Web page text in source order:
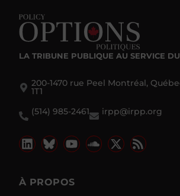
LA TRIBUNE PUBLIQUE AU SERVICE
200-1470 rue Peel Montréal,
1T1
(514) 985-2461
irpp@irpp.org
À PROPOS